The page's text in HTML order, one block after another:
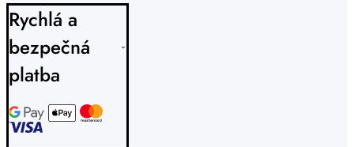
Rychlá a
bezpečná
platba